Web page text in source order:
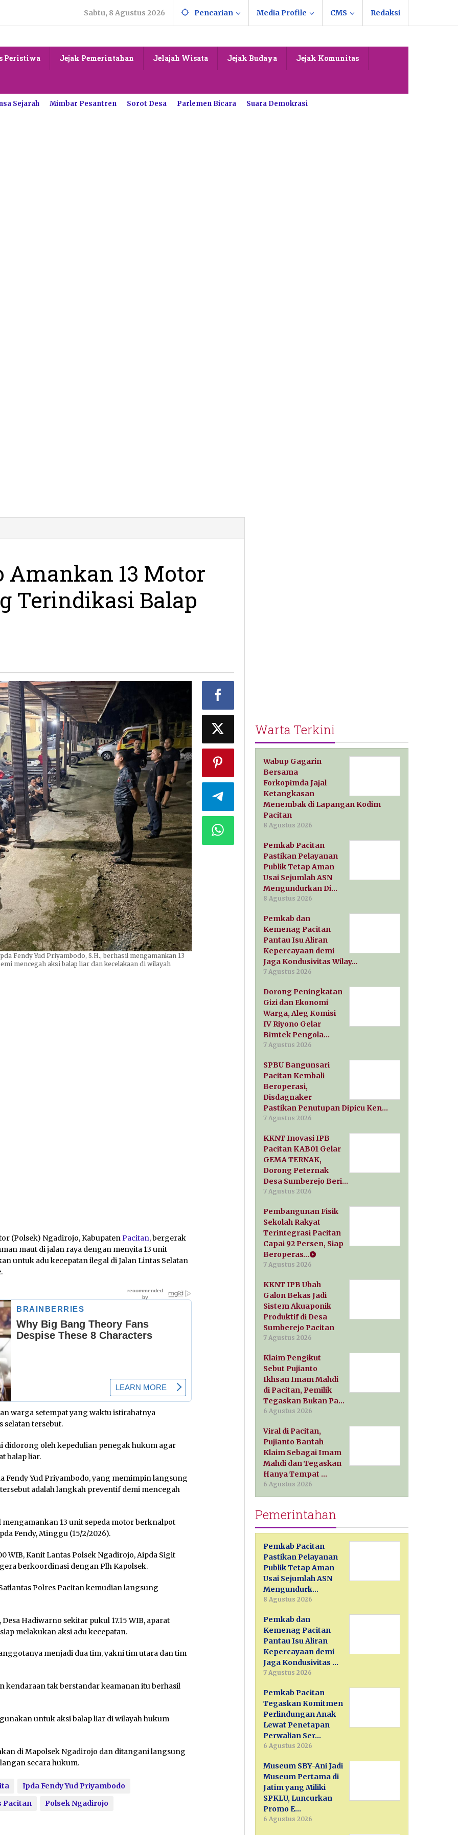
Sabtu, 8 Agustus 2026 Pencarian Media Profile CMS Redaksi
Peristiwa Jejak Pemerintahan Jelajah Wisata Jejak Budaya Jejak Komunitas
Sejarah Mimbar Pesantren Sorot Desa Parlemen Bicara Suara Demokrasi
Amankan 13 Motor
Terindikasi Balap
Fendy Yud Priyambodo, S.H., berhasil mengamankan 13
mencegah aksi balap liar dan kecelakaan di wilayah
(Polsek) Ngadirojo, KabupatenPacitan, bergerak
maut di jalan raya dengan menyita 13 unit
untuk adu kecepatan ilegal di Jalan Lintas Selatan
warga setempat yang waktu istirahatnya
selatan tersebut.
didorong oleh kepedulian penegak hukum agar
balap liar.
Fendy Yud Priyambodo, yang memimpin langsung
adalah langkah preventif demi mencegah
13 unit sepeda motor berknalpot
Fendy, Minggu (15/2/2026).
WIB, Kanit Lantas Polsek Ngadirojo, Aipda Sigit
berkoordinasi dengan Plh Kapolsek.
Polres Pacitan kemudian langsung
Hadiwarno sekitar pukul 17.15 WIB, aparat
melakukan aksi adu kecepatan.
menjadi dua tim, yakni tim utara dan tim
kendaraan tak berstandar keamanan itu berhasil
untuk aksi balap liar di wilayah hukum
di Mapolsek Ngadirojo dan ditangani langsung
secara hukum.
Ipda Fendy Yud Priyambodo
Pacitan Polsek Ngadirojo
Warta Terkini
Wabup Gagarin
Bersama
Forkopimda Jajal
Ketangkasan
Menembak di Lapangan Kodim
Pacitan
8 Agustus 2026
Pemkab Pacitan
Pastikan Pelayanan
Publik Tetap Aman
Usai Sejumlah ASN
Mengundurkan Di…
8 Agustus 2026
Pemkab dan
Kemenag Pacitan
Pantau Isu Aliran
Kepercayaan demi
Jaga Kondusivitas Wilay…
7 Agustus 2026
Dorong Peningkatan
Gizi dan Ekonomi
Warga, Aleg Komisi
IV Riyono Gelar
Bimtek Pengola…
7 Agustus 2026
SPBU Bangunsari
Pacitan Kembali
Beroperasi,
Disdagnaker
Pastikan Penutupan Dipicu Ken…
7 Agustus 2026
KKNT Inovasi IPB
Pacitan KAB01 Gelar
GEMA TERNAK,
Dorong Peternak
Desa Sumberejo Beri…
7 Agustus 2026
Pembangunan Fisik
Sekolah Rakyat
Terintegrasi Pacitan
Capai 92 Persen, Siap
Beroperas…
7 Agustus 2026
KKNT IPB Ubah
Galon Bekas Jadi
Sistem Akuaponik
Produktif di Desa
Sumberejo Pacitan
7 Agustus 2026
Klaim Pengikut
Sebut Pujianto
Ikhsan Imam Mahdi
di Pacitan, Pemilik
Tegaskan Bukan Pa…
6 Agustus 2026
Viral di Pacitan,
Pujianto Bantah
Klaim Sebagai Imam
Mahdi dan Tegaskan
Hanya Tempat …
6 Agustus 2026
Pemerintahan
Pemkab Pacitan
Pastikan Pelayanan
Publik Tetap Aman
Usai Sejumlah ASN
Mengundurk…
8 Agustus 2026
Pemkab dan
Kemenag Pacitan
Pantau Isu Aliran
Kepercayaan demi
Jaga Kondusivitas …
7 Agustus 2026
Pemkab Pacitan
Tegaskan Komitmen
Perlindungan Anak
Lewat Penetapan
Perwalian Ser…
6 Agustus 2026
Museum SBY-Ani Jadi
Museum Pertama di
Jatim yang Miliki
SPKLU, Luncurkan
Promo E…
6 Agustus 2026